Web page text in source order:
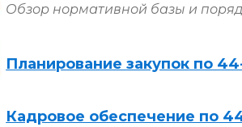
Обзор нормативной базы и
Планирование закупок по
Кадровое обеспечение по